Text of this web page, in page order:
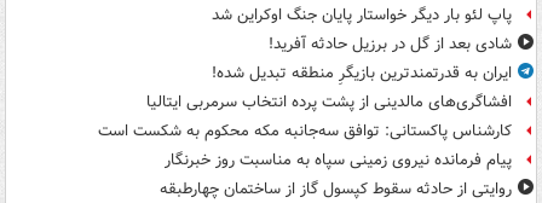
پاپ لئو بار دیگر خواستار پایان جنگ اوکراین شد
شادی بعد از گل در برزیل حادثه آفرید!
ایران به قدرتمندترین بازیگرِ منطقه تبدیل شده!
افشاگری‌های مالدینی از پشت پرده انتخاب سرمربی ایتالیا
کارشناس پاکستانی: توافق سه‌جانبه مکه محکوم به شکست است
پیام فرمانده نیروی زمینی سپاه به مناسبت روز خبرنگار
روایتی از حادثه سقوط کپسول گاز از ساختمان چهارطبقه